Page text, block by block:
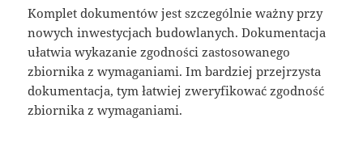
Komplet dokumentów jest szczególnie ważny przy
nowych inwestycjach budowlanych. Dokumentacja
ułatwia wykazanie zgodności zastosowanego
zbiornika z wymaganiami. Im bardziej przejrzysta
dokumentacja, tym łatwiej zweryfikować zgodność
zbiornika z wymaganiami.